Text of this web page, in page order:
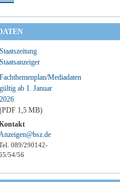
Staatszeitung
Staatsanzeiger
Fachthemenplan/Mediadaten
gültig ab 1. Januar
2026
(PDF 1,5 MB)
089/290142-
54/56